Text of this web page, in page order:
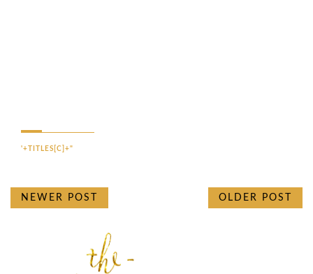
'+TITLES[C]+"
NEWER POST OLDER POST